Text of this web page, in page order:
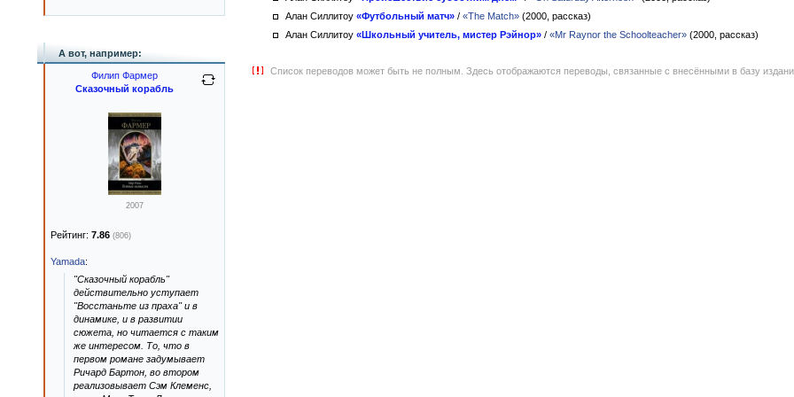
Алан Силлитоу «Футбольный матч» / «The Match» (2000, рассказ)
Алан Силлитоу «Школьный учитель, мистер Рэйнор» / «Mr Raynor the Schoolteacher» (2000, рассказ)
Список переводов может быть не полным. Здесь отображаются переводы, связанные с внесёнными в базу
А вот, например:
Филип Фармер
Сказочный корабль
2007
Рейтинг: 7.86 (806)
Yamada:
"Сказочный корабль"
действительно уступает
"Восстаньте из праха" и в
динамике, и в развитии
сюжета, но читается с таким
же интересом. То, что в
первом романе задумывает
Ричард Бартон, во втором
реализовывает Сэм Клеменс,